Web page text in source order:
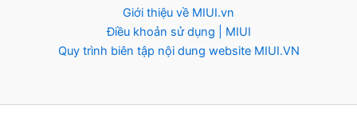
Giới thiệu về MIUI.vn
Điều khoản sử dụng | MIUI
Quy trình biên tập nội dung website MIUI.VN